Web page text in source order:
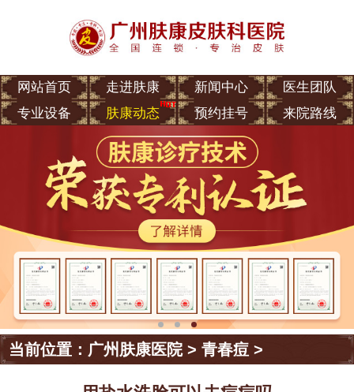
网站首页 走进肤康 新闻中心
医生团队
专业设备
肤康动态 预约挂号 来院路线
当前位置： 广州肤康医院>青春痘 >